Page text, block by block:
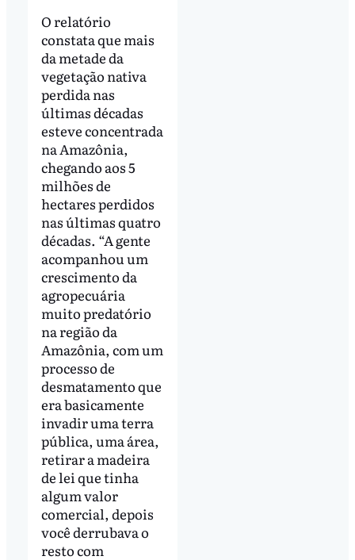
O relatório
constata que mais
da metade da
vegetação nativa
perdida nas
últimas décadas
esteve concentrada
na Amazônia,
chegando aos 5
milhões de
hectares perdidos
nas últimas quatro
décadas. “A gente
acompanhou um
crescimento da
agropecuária
muito predatório
na região da
Amazônia, com um
processo de
desmatamento que
era basicamente
invadir uma terra
pública, uma área,
retirar a madeira
de lei que tinha
algum valor
comercial, depois
você derrubava o
resto com